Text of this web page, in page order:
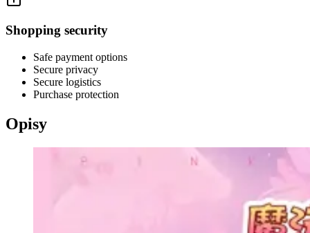
Shopping security
Safe payment options
Secure privacy
Secure logistics
Purchase protection
Opisy